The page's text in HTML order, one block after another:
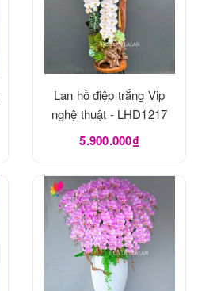
Lan hồ điệp trắng Vip
nghệ thuật - LHD1217
5.900.000₫